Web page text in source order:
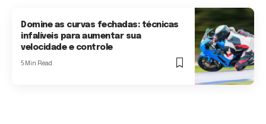
Domine as curvas fechadas: técnicas
infalíveis para aumentar sua
velocidade e controle
5 Min Read